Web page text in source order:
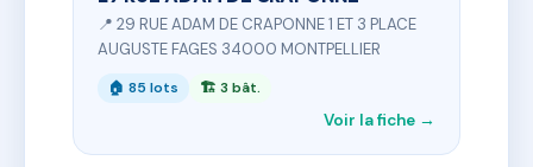
📍 29 RUE ADAM DE CRAPONNE 1 ET 3 PLACE
AUGUSTE FAGES 34000 MONTPELLIER
🏠 85 lots 🏗 3 bât.
Voir la fiche →